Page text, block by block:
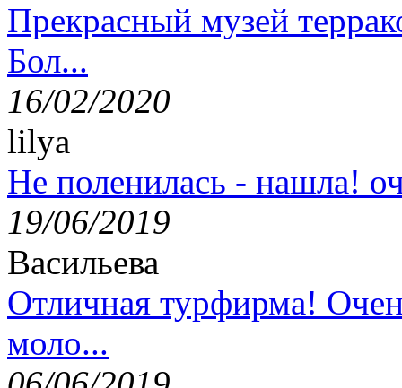
Прекрасный музей
Бол...
16/02/2020
lilya
Не поленилась - нашла!
19/06/2019
Васильева
Отличная турфирма!
моло...